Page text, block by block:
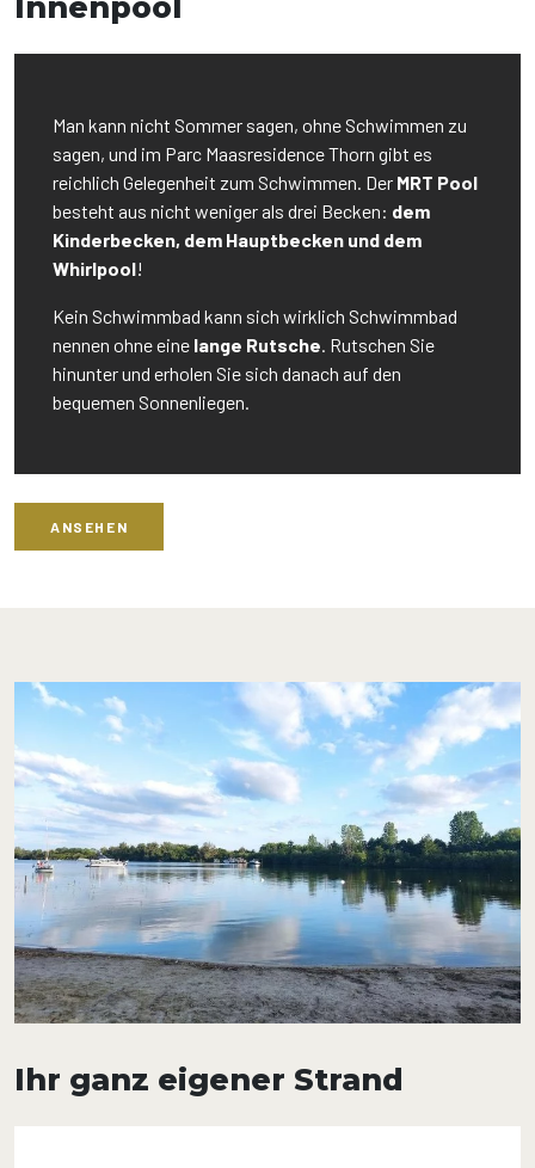
Man kann nicht Sommer sagen, ohne Schwimmen zu
sagen, und im Parc Maasresidence Thorn gibt es
reichlich Gelegenheit zum Schwimmen. Der MRT Pool
besteht aus nicht weniger als drei Becken: dem
Kinderbecken, dem Hauptbecken und dem
Whirlpool!
Kein Schwimmbad kann sich wirklich Schwimmbad
nennen ohne eine lange Rutsche . Rutschen Sie
hinunter und erholen Sie sich danach auf den
bequemen Sonnenliegen.
ANSEHEN
Ihr ganz eigener Strand